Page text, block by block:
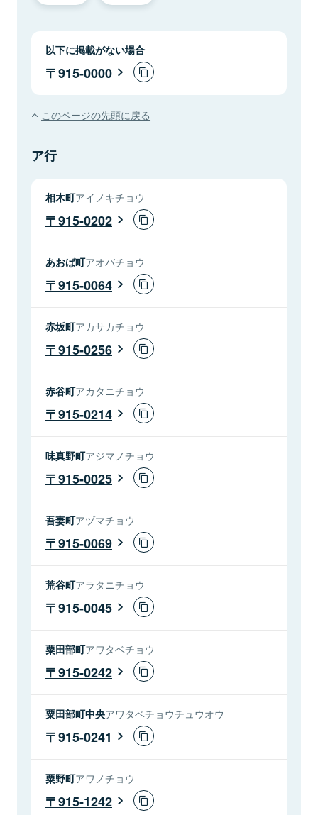
以下に掲載がない場合
915-0000
このページの先頭に戻る
ア行
相木町アイノキチョウ
915-0202
あおば町アオバチョウ
915-0064
赤坂町アカサカチョウ
915-0256
赤谷町アカタニチョウ
915-0214
味真野町アジマノチョウ
915-0025
吾妻町アヅマチョウ
915-0069
荒谷町アラタニチョウ
915-0045
粟田部町アワタベチョウ
915-0242
粟田部町中央アワタベチョウチュウオウ
915-0241
粟野町アワノチョウ
915-1242